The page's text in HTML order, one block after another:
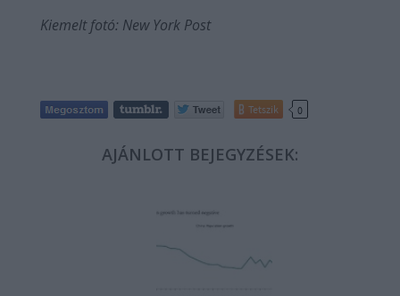
Kiemelt fotó: New York Post
Tetszik 0
AJÁNLOTT BEJEGYZÉSEK: